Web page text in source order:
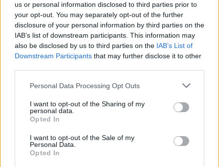
us or personal information disclosed to third parties prior to
your opt-out. You may separately opt-out of the further
disclosure of your personal information by third parties on the
IAB’s list of downstream participants. This information may
also be disclosed by us to third parties on the IAB’s List of
Downstream Participants that may further disclose it to other
Personal Data Processing Opt Outs
I want to opt-out of the Sharing of my
personal data.
Opted In
I want to opt-out of the Sale of my
Personal Data.
Opted In
8χρονος τραυματίστηκε στο κεφάλι μετά από βουτιά σε
παραλία της Χαλκιδικής
12:05
έκρυψε τον νεκρό πατέρα του σε καταψύκτη
Κρήτη: Στην εισαγγελία ο φάκελος για τον τουρίστα με τις
ανήθικες προτάσεις - Τι λέει η ΕΛ.ΑΣ για τη 10χρονη
«Η θάλασσα βάφτηκε καφέ»: Δυσοσμία και λύματα μια
"ανάσα" από το Κούλε (photos)